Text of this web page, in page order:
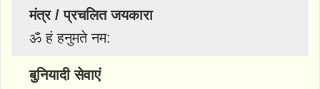
मंत्र / प्रचलित जयकारा
ॐ हं हनुमते नम:
बुनियादी सेवाएं